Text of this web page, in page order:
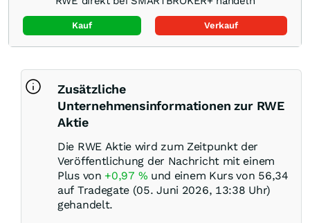
Kauf Verkauf
Zusätzliche
Unternehmensinformationen zur RWE
Aktie
Die RWE Aktie wird zum Zeitpunkt der
Veröffentlichung der Nachricht mit einem
Plus von +0,97 % und einem Kurs von 56,34
auf Tradegate (05. Juni 2026, 13:38 Uhr)
gehandelt.